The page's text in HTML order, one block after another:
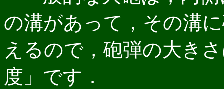
の溝があって，その溝
えるので，砲弾の大き
度」です．